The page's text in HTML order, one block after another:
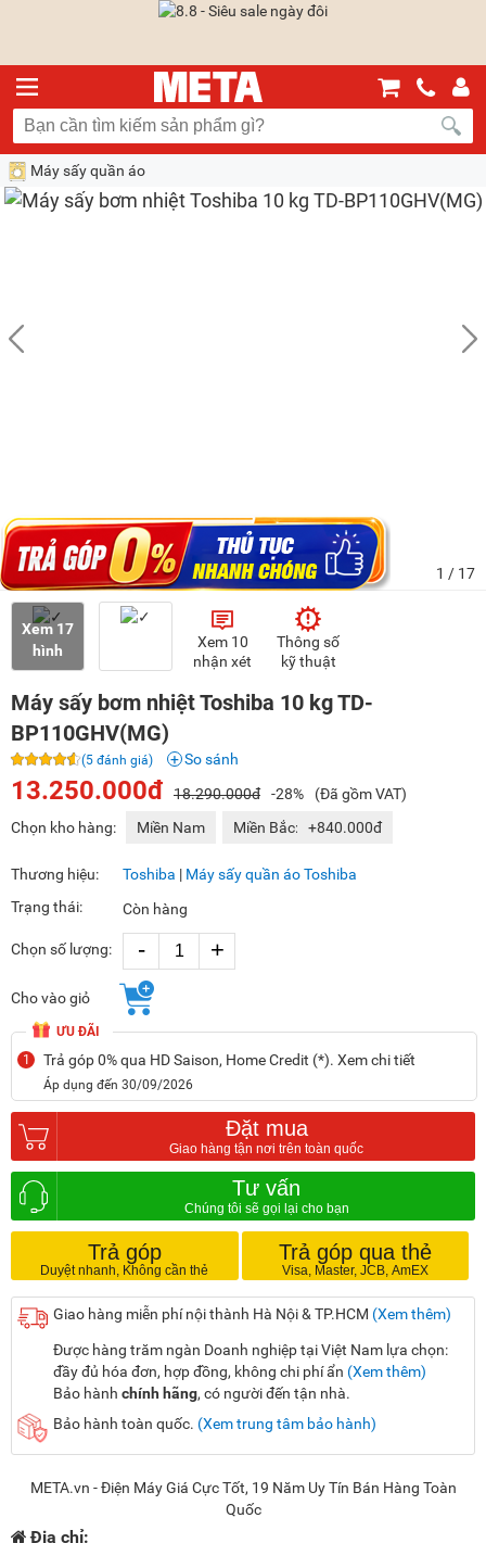
Máy sấy quần áo
1 / 17
Xem 17
hình
Xem 10
nhận xét
Thông số
kỹ thuật
Máy sấy bơm nhiệt Toshiba 10 kg TD-
BP110GHV(MG)
(5 đánh giá) So sánh
13.250.000đ 18.290.000đ -28%
(Đã gồm VAT)
Chọn kho hàng:
Miền Nam Miền Bắc: +840.000đ
Thương hiệu: Toshiba | Máy sấy quần áo Toshiba
Trạng thái:
Còn hàng
Chọn số lượng: - +
Cho vào giỏ
ƯU ĐÃI
1
Trả góp 0% qua HD Saison, Home Credit (*). Xem chi tiết
Áp dụng đến 30/09/2026
Đặt mua
Tư vấn
Trả góp Trả góp qua thẻ
Giao hàng miễn phí nội thành Hà Nội & TP.HCM (Xem thêm)
Được hàng trăm ngàn Doanh nghiệp tại Việt Nam lựa chọn:
đầy đủ hóa đơn, hợp đồng, không chi phí ẩn (Xem thêm)
Bảo hành chính hãng, có người đến tận nhà.
Bảo hành toàn quốc. (Xem trung tâm bảo hành)
META.vn - Điện Máy Giá Cực Tốt, 19 Năm Uy Tín Bán Hàng Toàn
Quốc
Địa chỉ: